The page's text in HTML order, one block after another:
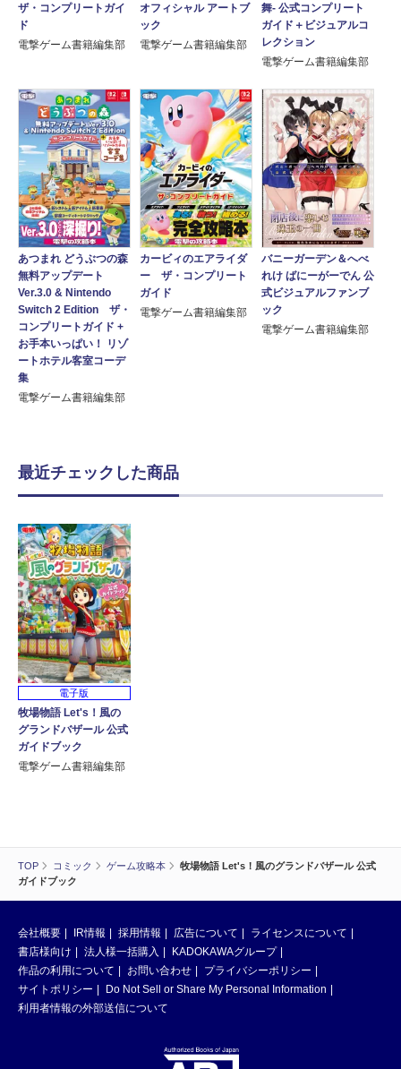
TOP コミック ゲーム攻略本
牧場物語 Let's！風のグランドバザール 公式
ガイドブック
ザ・コンプリートガイ
ド
電撃ゲーム書籍編集部
オフィシャル アートブ
ック
電撃ゲーム書籍編集部
舞- 公式コンプリート
ガイド＋ビジュアルコ
レクション
電撃ゲーム書籍編集部
あつまれ どうぶつの森
無料アップデート
Ver.3.0 & Nintendo
Switch 2 Edition ザ・
コンプリートガイド +
お手本いっぱい！ リゾ
ートホテル客室コーデ
集
電撃ゲーム書籍編集部
カービィのエアライダ
ー ザ・コンプリート
ガイド
電撃ゲーム書籍編集部
バニーガーデン＆へべ
れけ ばにーがーでん 公
式ビジュアルファンブ
ック
電撃ゲーム書籍編集部
最近チェックした商品
電子版
牧場物語 Let's！風の
グランドバザール 公式
ガイドブック
電撃ゲーム書籍編集部
会社概要 IR情報 採用情報 広告について
ライセンスについて
書店様向け
法人様一括購入
KADOKAWAグループ
作品の利用について
お問い合わせ
プライバシーポリシー
サイトポリシー
Do Not Sell or Share My Personal Information
利用者情報の外部送信について